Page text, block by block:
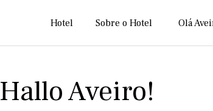
Hotel Sobre o Hotel Olá
Hallo Aveiro!